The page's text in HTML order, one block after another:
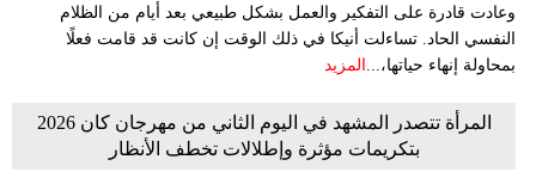
وعادت قادرة على التفكير والعمل بشكل طبيعي بعد أيام من الظلام
النفسي الحاد. تساءلت أنيكا في ذلك الوقت إن كانت قد قامت فعلًا
بمحاولة إنهاء حياتها،... المزيد
المرأة تتصدر المشهد في اليوم الثاني من مهرجان كان 2026
بتكريمات مؤثرة وإطلالات تخطف الأنظار